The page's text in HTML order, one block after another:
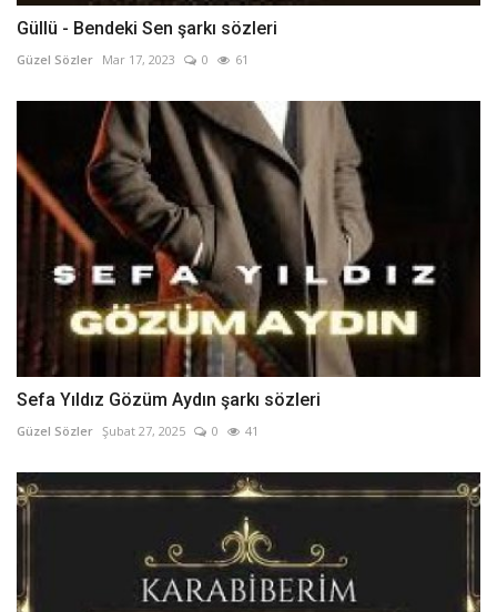
Güllü - Bendeki Sen şarkı sözleri
Güzel Sözler Mar 17, 2023 0 61
Sefa Yıldız Gözüm Aydın şarkı sözleri
Güzel Sözler Şubat 27, 2025 0 41